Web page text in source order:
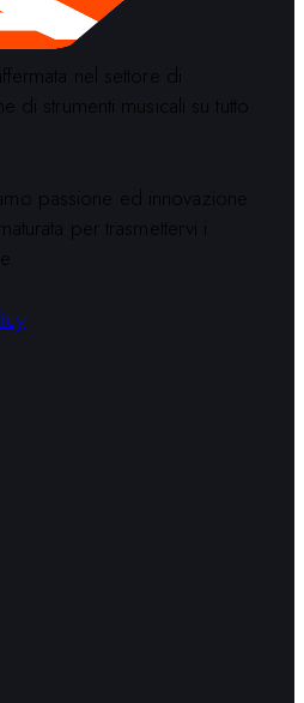
nel settore di
di strumenti musicali su tutto
passione ed innovazione
per trasmettervi i